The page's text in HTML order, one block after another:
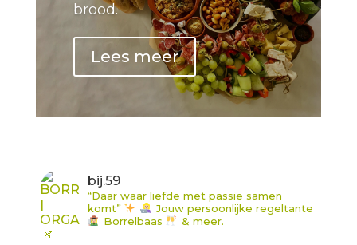
brood.
Lees meer
bij.59
“Daar waar liefde met passie samen
komt”
Jouw persoonlijke regeltante
Borrelbaas
& meer.